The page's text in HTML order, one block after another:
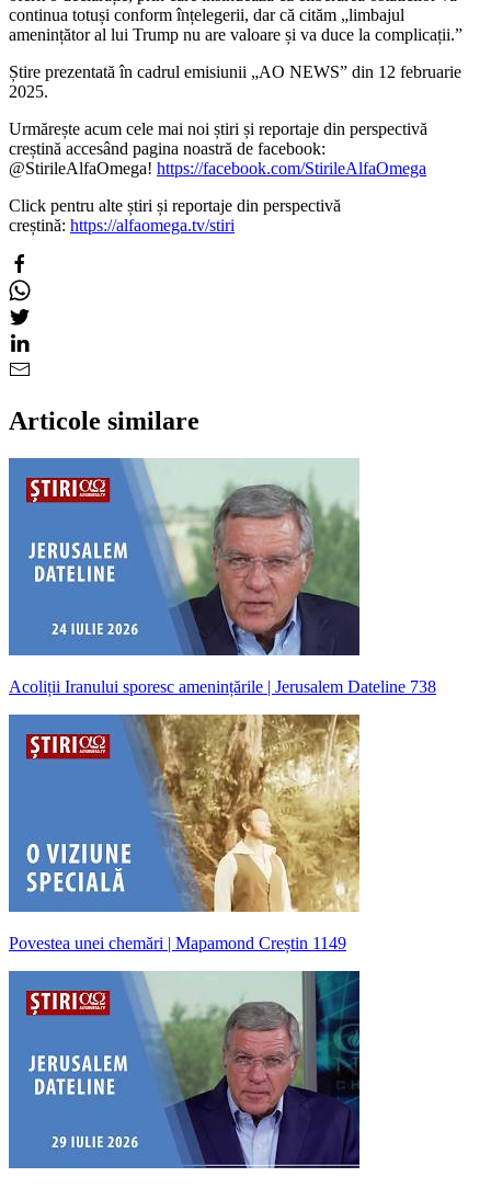
continua totuși conform înțelegerii, dar că cităm „limbajul
amenințător al lui Trump nu are valoare și va duce la complicații.”
Știre prezentată în cadrul emisiunii „AO NEWS” din 12 februarie
2025.
Urmărește acum cele mai noi știri și reportaje din perspectivă
creștină accesând pagina noastră de facebook:
@StirileAlfaOmega! https://facebook.com/StirileAlfaOmega
Click pentru alte știri și reportaje din perspectivă
creștină: https://alfaomega.tv/stiri
Articole similare
Acoliții Iranului sporesc amenințările | Jerusalem Dateline 738
Povestea unei chemări | Mapamond Creștin 1149